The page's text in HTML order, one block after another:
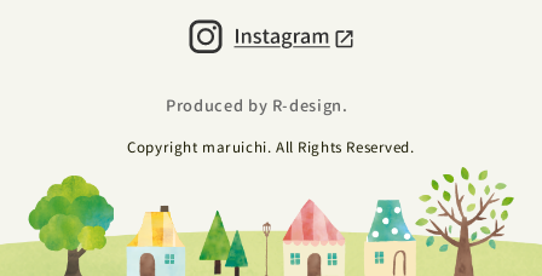
Produced by R-design.
Copyright maruichi. All Rights Reserved.